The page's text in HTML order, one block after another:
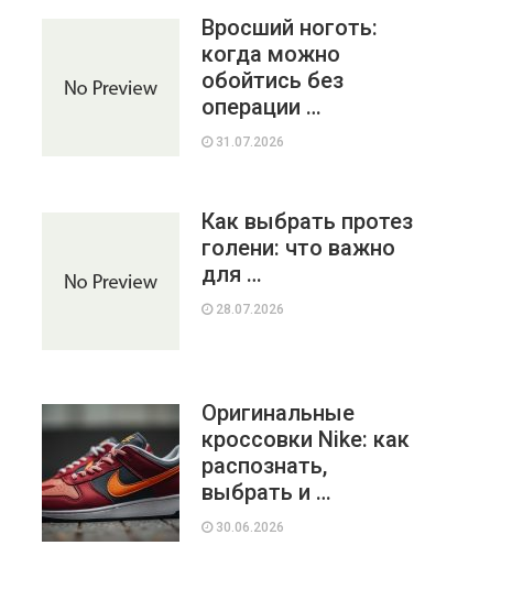
Вросший ноготь:
когда можно
обойтись без
операции …
31.07.2026
Как выбрать протез
голени: что важно
для …
28.07.2026
Оригинальные
кроссовки Nike: как
распознать,
выбрать и …
30.06.2026